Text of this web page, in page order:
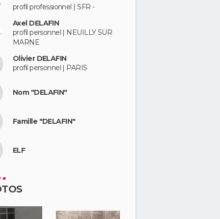
profil professionnel | SFR -
Axel DELAFIN
profil personnel | NEUILLY SUR
MARNE
Olivier DELAFIN
profil personnel | PARIS
Nom "DELAFIN"
Famille "DELAFIN"
ELF